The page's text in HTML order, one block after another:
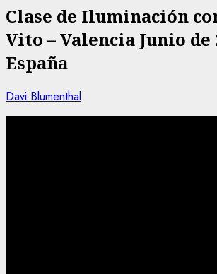
Clase de Iluminación
Vito – Valencia Junio de
España
Davi Blumenthal